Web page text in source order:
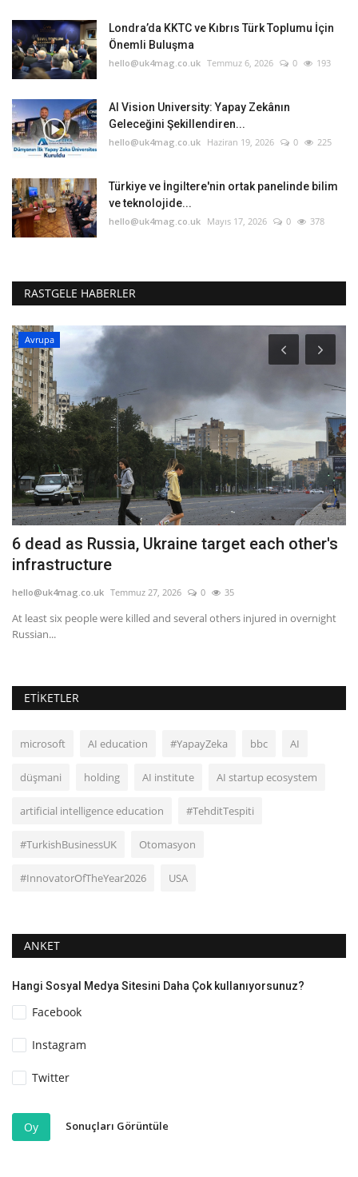
Londra’da KKTC ve Kıbrıs Türk Toplumu İçin
Önemli Buluşma
hello@uk4mag.co.uk Temmuz 6, 2026 0 193
AI Vision University: Yapay Zekânın
Geleceğini Şekillendiren...
hello@uk4mag.co.uk Haziran 19, 2026 0 225
Türkiye ve İngiltere'nin ortak panelinde bilim
ve teknolojide...
hello@uk4mag.co.uk Mayıs 17, 2026 0 378
RASTGELE HABERLER
Avrupa
6 dead as Russia, Ukraine target each other's
infrastructure
hello@uk4mag.co.uk Temmuz 27, 2026 0 35
At least six people were killed and several others injured in overnight
Russian...
ETIKETLER
microsoft AI education #YapayZeka bbc AI
düşmani holding AI institute AI startup ecosystem
artificial intelligence education #TehditTespiti
#TurkishBusinessUK Otomasyon
#InnovatorOfTheYear2026 USA
ANKET
Hangi Sosyal Medya Sitesini Daha Çok kullanıyorsunuz?
Facebook
Instagram
Twitter
Oy Sonuçları Görüntüle